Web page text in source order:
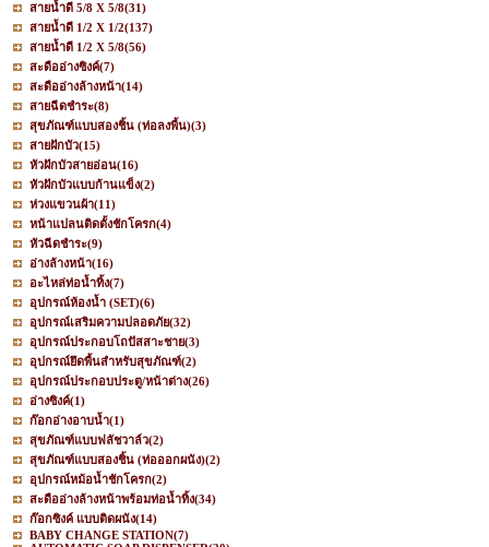
สายน้ำดี 5/8 X 5/8(31)
สายน้ำดี 1/2 X 1/2(137)
สายน้ำดี 1/2 X 5/8(56)
สะดืออ่างซิงค์(7)
สะดืออ่างล้างหน้า(14)
สายฉีดชำระ(8)
สุขภัณฑ์แบบสองชิ้น (ท่อลงพื้น)(3)
สายฝักบัว(15)
หัวฝักบัวสายอ่อน(16)
หัวฝักบัวแบบก้านแข็ง(2)
ห่วงแขวนผ้า(11)
หน้าแปลนติดตั้งชักโครก(4)
หัวฉีดชำระ(9)
อ่างล้างหน้า(16)
อะไหล่ท่อน้ำทิ้ง(7)
อุปกรณ์ห้องน้ำ (SET)(6)
อุปกรณ์เสริมความปลอดภัย(32)
อุปกรณ์ประกอบโถปัสสาะชาย(3)
อุปกรณ์ยึดพื้นสำหรับสุขภัณฑ์(2)
อุปกรณ์ประกอบประตู/หน้าต่าง(26)
อ่างซิงค์(1)
ก๊อกอ่างอาบน้ำ(1)
สุขภัณฑ์แบบฟลัชวาล์ว(2)
สุขภัณฑ์แบบสองชิ้น (ท่อออกผนัง)(2)
อุปกรณ์หม้อน้ำชักโครก(2)
สะดืออ่างล้างหน้าพร้อมท่อน้ำทิ้ง(34)
ก๊อกซิงค์ แบบติดผนัง(14)
BABY CHANGE STATION(7)